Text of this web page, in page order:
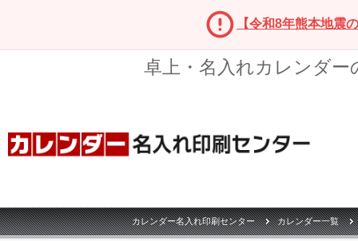
【令和8年熊本地震
卓上・名入れカレンダ
カレンダー名入れ印刷センター カレンダー一覧